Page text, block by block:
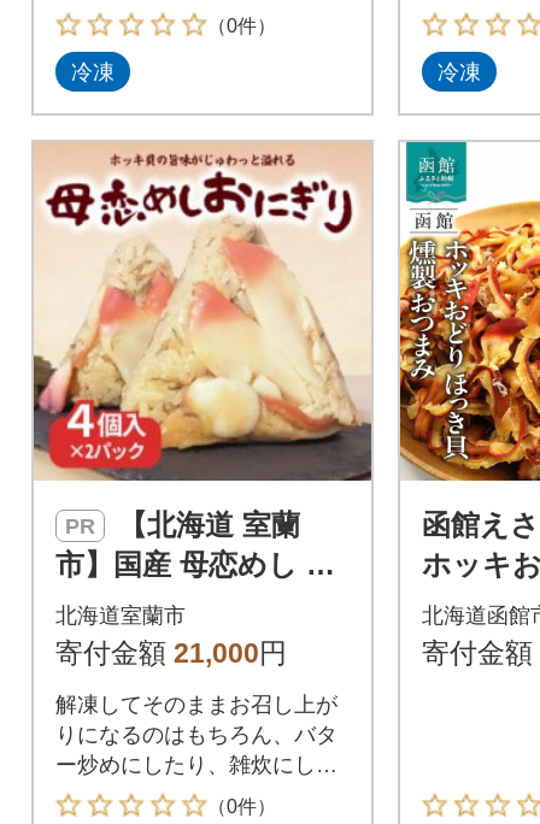
りとアレンジ自在!
（0件）
冷凍
りとアレン
冷凍
PR
市】国産 母恋めし ホ
ッキ貝の炊き込みご
飯のおにぎり(冷凍)4
北海道室蘭市
寄付金額 21,000円
解凍してそのままお召し上が
りになるのはもちろん、バタ
ー炒めにしたり、雑炊にした
りとアレンジ自在!
（0件）
函館え
ホッキ
貝 燻製
北海道函館
寄付金額